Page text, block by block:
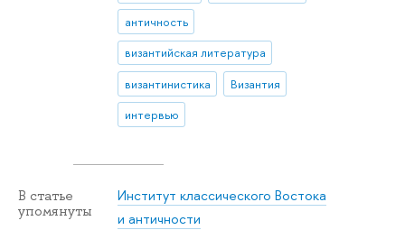
античность
византийская литература
византинистика
Византия
интервью
В статье
упомянуты
Институт классического Востока
и античности